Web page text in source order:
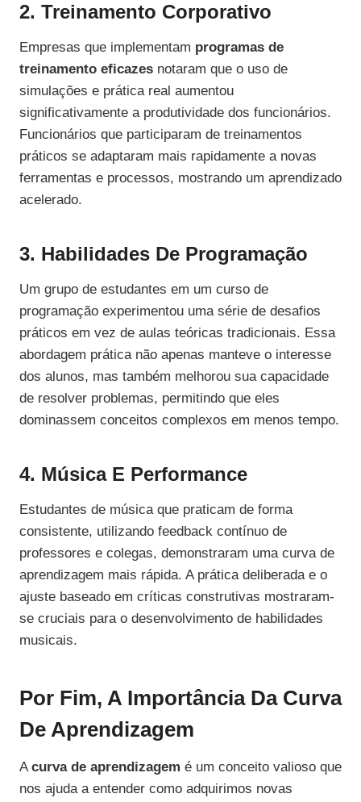
2. Treinamento Corporativo
Empresas que implementam programas de
treinamento eficazes notaram que o uso de
simulações e prática real aumentou
significativamente a produtividade dos funcionários.
Funcionários que participaram de treinamentos
práticos se adaptaram mais rapidamente a novas
ferramentas e processos, mostrando um aprendizado
acelerado.
3. Habilidades De Programação
Um grupo de estudantes em um curso de
programação experimentou uma série de desafios
práticos em vez de aulas teóricas tradicionais. Essa
abordagem prática não apenas manteve o interesse
dos alunos, mas também melhorou sua capacidade
de resolver problemas, permitindo que eles
dominassem conceitos complexos em menos tempo.
4. Música E Performance
Estudantes de música que praticam de forma
consistente, utilizando feedback contínuo de
professores e colegas, demonstraram uma curva de
aprendizagem mais rápida. A prática deliberada e o
ajuste baseado em críticas construtivas mostraram-
se cruciais para o desenvolvimento de habilidades
musicais.
Por Fim, A Importância Da Curva
De Aprendizagem
Acurva de aprendizagem é um conceito valioso que
nos ajuda a entender como adquirimos novas